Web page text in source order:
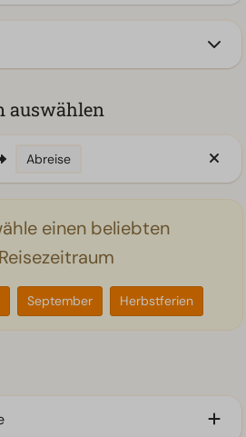
auswählen
Abreise
einen beliebten
Reisezeitraum
September Herbstferien